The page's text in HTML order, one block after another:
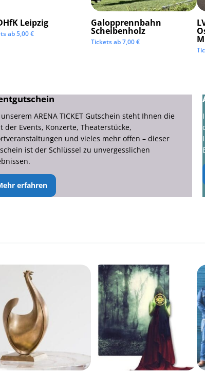
Leipzig
ab5,00€
Galopprennbahn
Scheibenholz
Tickets ab7,00€
ARENA TICKET Gutschein steht Ihnen die
der Events, Konzerte, Theaterstücke,
und vieles mehr offen – dieser
ist der Schlüssel zu unvergesslichen
erfahren